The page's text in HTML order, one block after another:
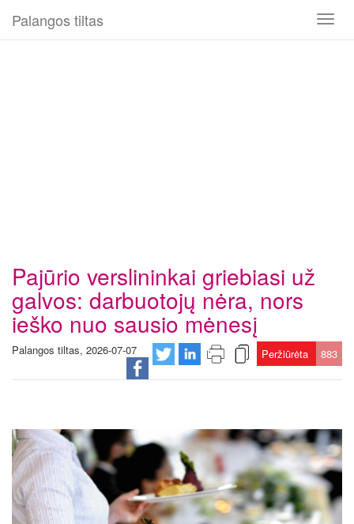
Toggle
Palangos tiltas
Pajūrio verslininkai griebiasi už
galvos: darbuotojų nėra, nors
ieško nuo sausio mėnesį
Palangos tiltas, 2026-07-07 Peržiūrėta 883